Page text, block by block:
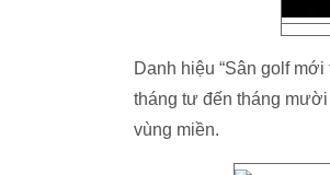
Danh hiệu “Sân golf
tháng tư đến tháng
vùng miền.